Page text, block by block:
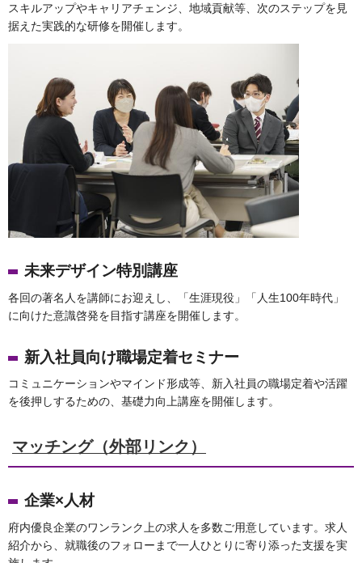
スキルアップやキャリアチェンジ、地域貢献等、次のステップを見
据えた実践的な研修を開催します。
未来デザイン特別講座
各回の著名人を講師にお迎えし、「生涯現役」「人生100年時代」
に向けた意識啓発を目指す講座を開催します。
新入社員向け職場定着セミナー
コミュニケーションやマインド形成等、新入社員の職場定着や活躍
を後押しするための、基礎力向上講座を開催します。
マッチング（外部リンク）
企業×人材
府内優良企業のワンランク上の求人を多数ご用意しています。求人
紹介から、就職後のフォローまで一人ひとりに寄り添った支援を実